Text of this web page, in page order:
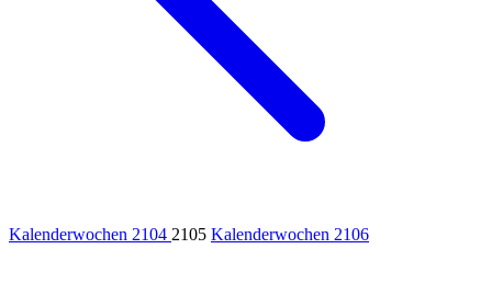
Kalenderwochen 2104 2105 Kalenderwochen 2106